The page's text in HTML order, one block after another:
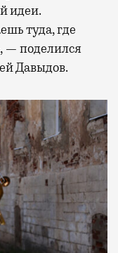
идеи.
туда, где
— поделился
Давыдов.